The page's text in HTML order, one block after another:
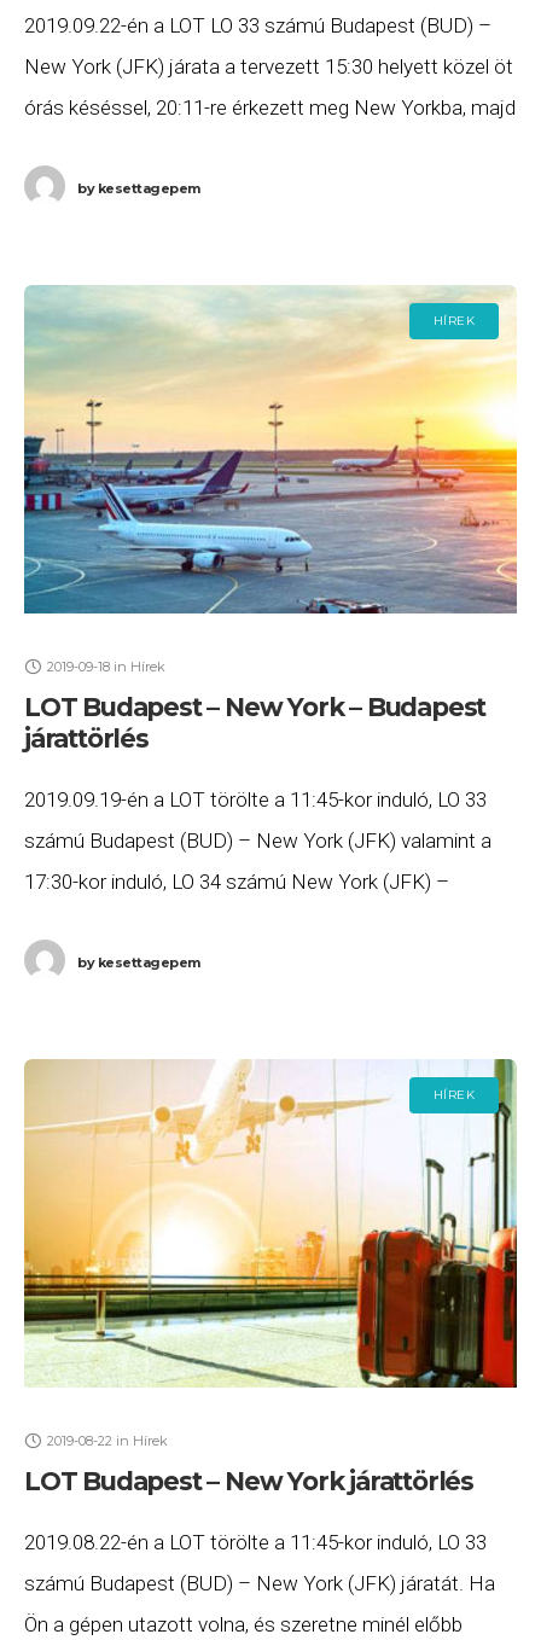
2019.09.22-én a LOT LO 33 számú Budapest (BUD) –
New York (JFK) járata a tervezett 15:30 helyett közel öt
órás késéssel, 20:11-re érkezett meg New Yorkba, majd
bykesettagepem
HÍREK
2019-09-18 in Hírek
LOT Budapest – New York – Budapest
járattörlés
2019.09.19-én a LOT törölte a 11:45-kor induló, LO 33
számú Budapest (BUD) – New York (JFK) valamint a
17:30-kor induló, LO 34 számú New York (JFK) –
bykesettagepem
HÍREK
2019-08-22 in Hírek
LOT Budapest – New York járattörlés
2019.08.22-én a LOT törölte a 11:45-kor induló, LO 33
számú Budapest (BUD) – New York (JFK) járatát. Ha
Ön a gépen utazott volna, és szeretne minél előbb